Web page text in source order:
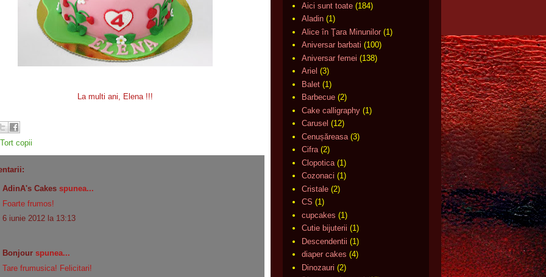
La multi ani, Elena !!!
Tort copii
AdinA's Cakes spunea...
Foarte frumos!
6 iunie 2012 la 13:13
Bonjour spunea...
Tare frumusica! Felicitari!
Aici sunt toate (184)
Aladin (1)
Alice în Ţara Minunilor (1)
Aniversar barbati (100)
Aniversar femei (138)
Ariel (3)
Balet (1)
Barbecue (2)
Cake calligraphy (1)
Carusel (12)
Cenușăreasa (3)
Cifra (2)
Clopotica (1)
Cozonaci (1)
Cristale (2)
CS (1)
cupcakes (1)
Cutie bijuterii (1)
Descendentii (1)
diaper cakes (4)
Dinozauri (2)